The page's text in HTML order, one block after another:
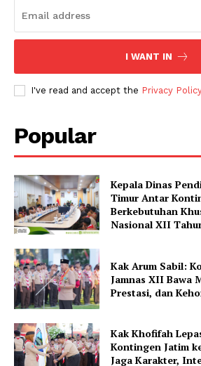
I WANT IN
I've read and accept the Privacy Policy
Popular
Kepala Dinas
Timur Antar
Berkebutuhan
Nasional XII
Kak Arum Sabil:
Jamnas XII Bawa
Prestasi, dan
Kak Khofifah
Kontingen Jatim
Jaga Karakter,